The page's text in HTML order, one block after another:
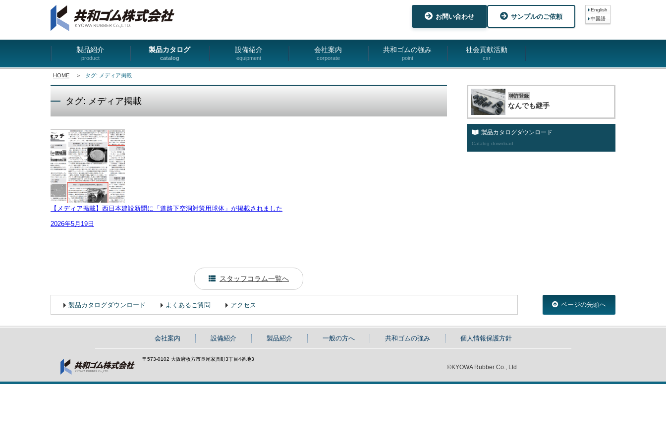
お問い合わせ サンプルのご依頼
English
中国語
製品紹介
product
製品カタログ
catalog
設備紹介
equipment
会社案内
corporate
共和ゴムの強み
point
社会貢献活動
csr
HOME ＞ タグ: メディア掲載
タグ: メディア掲載
【メディア掲載】西日本建設新聞に「道路下空洞対策用球体」が掲載されました
2026年5月19日
スタッフコラム一覧へ
特許登録
なんでも継手
製品カタログダウンロード
Catalog download
製品カタログダウンロード よくあるご質問 アクセス ページの先頭へ
会社案内 設備紹介 製品紹介 一般の方へ 共和ゴムの強み 個人情報保護方針
〒573-0102 大阪府枚方市長尾家具町3丁目4番地3
©KYOWA Rubber Co., Ltd